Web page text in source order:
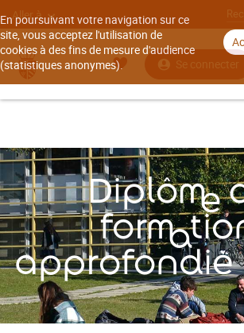
En poursuivant votre navigation sur ce
site, vous acceptez l'utilisation de
cookies à des fins de mesure d'audience
(statistiques anonymes).
Aller à
Se connecter
Accueil
Offre de formation
Diplôme
approfondie